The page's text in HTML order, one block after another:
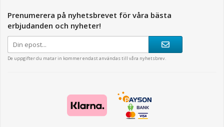
Prenumerera på nyhetsbrevet för våra bästa
erbjudanden och nyheter!
De uppgifter du matar in kommer endast användas till våra nyhetsbrev.